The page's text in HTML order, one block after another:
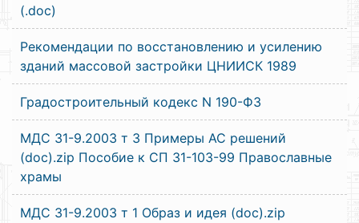
(.doc)
Рекомендации по восстановлению и усилению
зданий массовой застройки ЦНИИСК 1989
Градостроительный кодекс N 190-ФЗ
МДС 31-9.2003 т 3 Примеры АС решений
(doc).zip Пособие к СП 31-103-99 Православные
храмы
МДС 31-9.2003 т 1 Образ и идея (doc).zip